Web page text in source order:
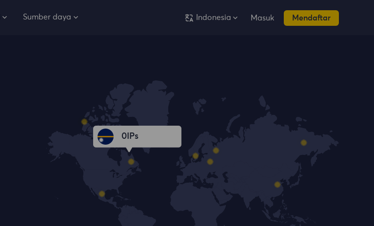
Sumber daya Indonesia Masuk Mendaftar
0 IPs